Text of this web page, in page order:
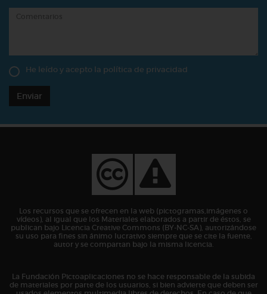
He leído y acepto la política de privacidad
Enviar
Los recursos que se ofrecen en la web (pictogramas,imágenes o
vídeos), al igual que los Materiales elaborados a partir de éstos, se
publican bajo Licencia Creative Commons (BY-NC-SA), autorizándose
su uso para fines sin ánimo lucrativo siempre que se cite la fuente,
autor y se compartan bajo la misma licencia.
La Fundación Pictoaplicaciones no se hace responsable de la subida
de materiales por parte de los usuarios, si bien advierte que deben ser